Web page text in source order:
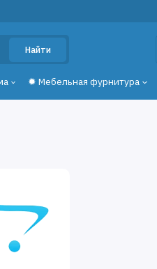
Найти
✹ Мебельная фурнитура